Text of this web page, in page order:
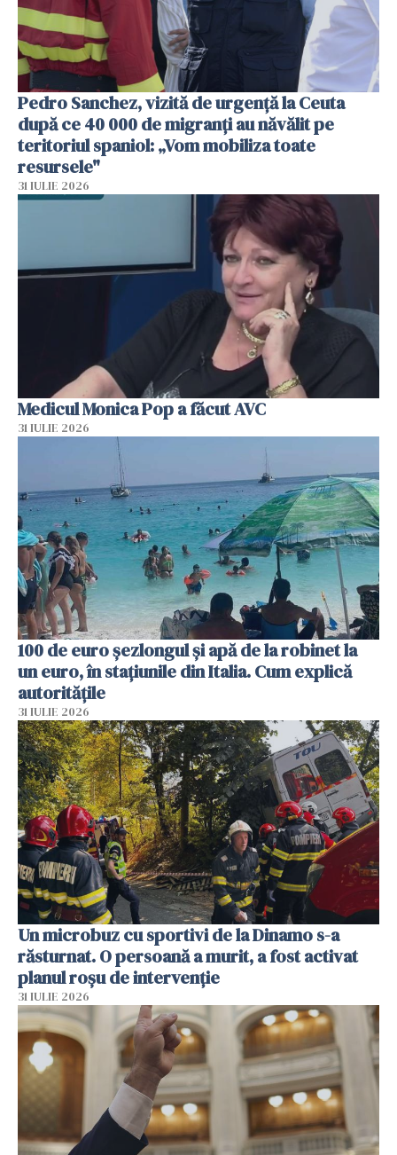
Pedro Sanchez, vizită de urgență la Ceuta
după ce 40 000 de migranți au năvălit pe
teritoriul spaniol: „Vom mobiliza toate
resursele"
31 IULIE 2026
Medicul Monica Pop a făcut AVC
31 IULIE 2026
100 de euro șezlongul și apă de la robinet la
un euro, în stațiunile din Italia. Cum explică
autoritățile
31 IULIE 2026
Un microbuz cu sportivi de la Dinamo s-a
răsturnat. O persoană a murit, a fost activat
planul roșu de intervenție
31 IULIE 2026